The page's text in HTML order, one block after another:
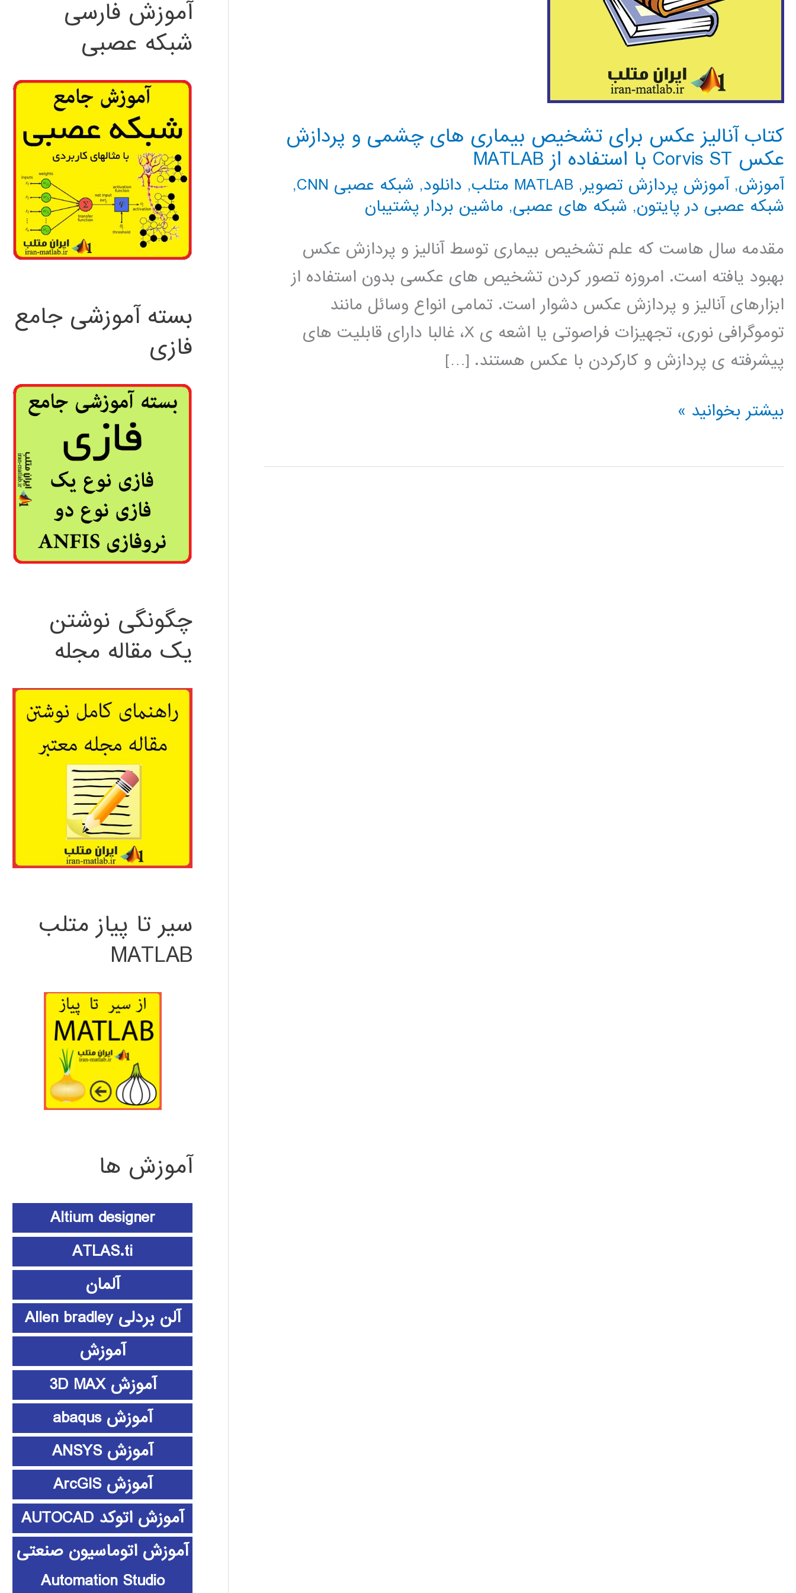
کتاب آنالیز عکس برای تشخیص بیماری های چشمی و پردازش
عکس Corvis ST با استفاده از MATLAB
آموزش,آموزش پردازش تصویر, MATLAB متلب , دانلود, شبکه عصبی CNN
,
شبکه عصبی در پایتون, شبکه های عصبی, ماشین بردار پشتیبان
مقدمه سال هاست که علم تشخیص بیماری توسط آنالیز و پردازش عکس
بهبود یافته است. امروزه تصور کردن تشخیص های عکسی بدون استفاده از
ابزارهای آنالیز و پردازش عکس دشوار است. تمامی انواع وسائل مانند
توموگرافی نوری، تجهیزات فراصوتی یا اشعه ی X، غالبا دارای قابلیت های
پیشرفته ی پردازش و کارکردن با عکس هستند. […]
کتاب
عکس
بیشتر بخوانید »
آموزش فارسی
شبکه عصبی
بسته آموزشی جامع
فازی
چگونگی نوشتن
یک مقاله مجله
سیر تا پیاز متلب
MATLAB
آموزش ها
Altium designer
ATLAS.ti
آلمان
آلن بردلی Allen bradley
آموزش
آموزش 3D MAX
آموزش abaqus
آموزش ANSYS
آموزش ArcGIS
آموزش اتوکد AUTOCAD
آموزش اتوماسیون صنعتی
Automation Studio